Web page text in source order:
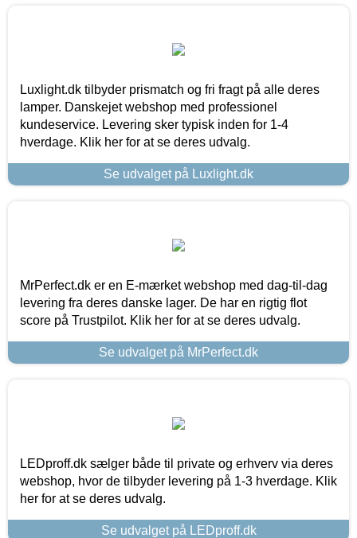
Luxlight.dk tilbyder prismatch og fri fragt på alle deres
lamper. Danskejet webshop med professionel
kundeservice. Levering sker typisk inden for 1-4
hverdage. Klik her for at se deres udvalg.
Se udvalget på Luxlight.dk
MrPerfect.dk er en E-mærket webshop med dag-til-dag
levering fra deres danske lager. De har en rigtig flot
score på Trustpilot. Klik her for at se deres udvalg.
Se udvalget på MrPerfect.dk
LEDproff.dk sælger både til private og erhverv via deres
webshop, hvor de tilbyder levering på 1-3 hverdage. Klik
her for at se deres udvalg.
Se udvalget på LEDproff.dk